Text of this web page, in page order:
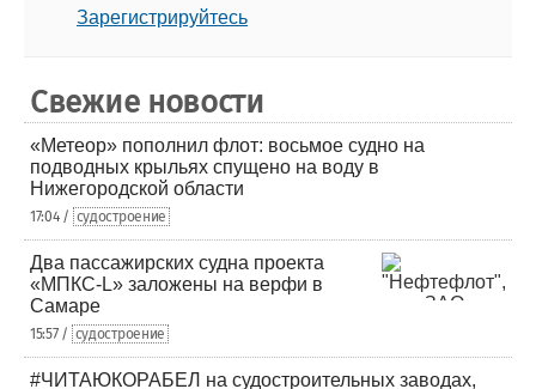
Зарегистрируйтесь
Свежие новости
«Метеор» пополнил флот: восьмое судно на
подводных крыльях спущено на воду в
Нижегородской области
17:04 / судостроение
Два пассажирских судна проекта
«МПКС-L» заложены на верфи в
Самаре
15:57 / судостроение
#ЧИТАЮКОРАБЕЛ на судостроительных заводах,